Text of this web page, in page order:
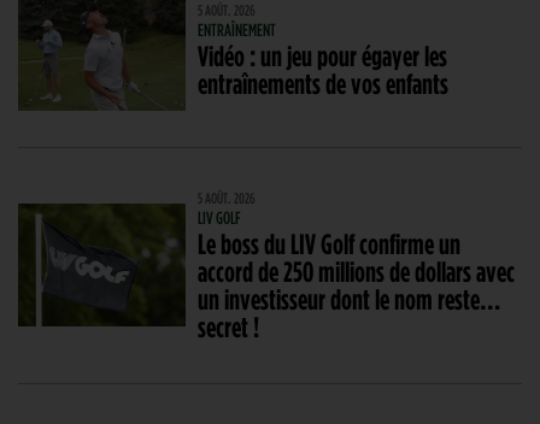
5 AOÛT. 2026
ENTRAÎNEMENT
Vidéo : un jeu pour égayer les
entraînements de vos enfants
5 AOÛT. 2026
LIV GOLF
Le boss du LIV Golf confirme un
accord de 250 millions de dollars avec
un investisseur dont le nom reste…
secret !